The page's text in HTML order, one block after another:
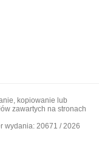
kopiowanie lub
zawartych na stronach
wydania: 20671 / 2026